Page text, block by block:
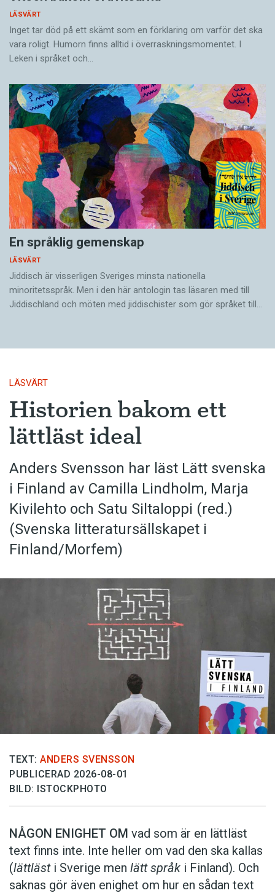
LÄSVÄRT
Inget tar död på ett skämt som en förklaring om varför det ska
vara roligt. Humorn finns alltid i överrask­ningsmomentet. I
Leken i språket och…
En språklig gemenskap
LÄSVÄRT
Jiddisch är visserligen Sveriges minsta nationella
minoritetsspråk. Men i den här antologin tas läsaren med till
Jiddischland och möten med jiddischister som gör språket till…
LÄSVÄRT
Historien bakom ett
lättläst ideal
Anders Svensson har läst Lätt svenska
i Finland av Camilla Lindholm, Marja
Kivilehto och Satu Siltaloppi (red.)
(Svenska litteratur­sällskapet i
Finland/Morfem)
TEXT: ANDERS SVENSSON
PUBLICERAD 2026-08-01
BILD: ISTOCKPHOTO
NÅGON ENIGHET OM vad som är en lättläst
text finns inte. Inte heller om vad den ska kallas
(lättlästi Sverige men lätt språk i Finland). Och
saknas gör även enighet om hur en sådan text